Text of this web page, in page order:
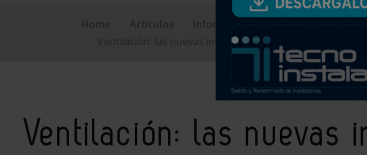
Ventilación: las nuevas instalaciones, tanto en obra
Ventilación: las nuevas